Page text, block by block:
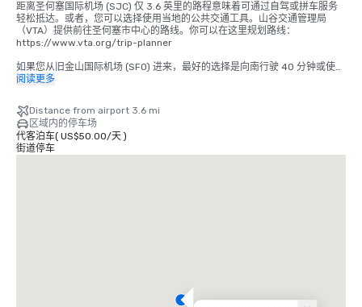
距离圣何塞国际机场 (SJC) 仅 3.6 英里的路程意味着可通过自驾或拼车服务
轻松抵达。或者，您可以选择使用当地的公共交通工具。山谷交通管理局
（VTA）提供前往圣何塞市中心的路线。你可以在这里规划路线：
https://www.vta.org/trip-planner
如果您从旧金山国际机场 (SFO) 进来，最好的选择是向南行驶 40 分钟或使用
拼车服务。或者，你可以通过 BART 和 Caltrain 使用铁路。
阅读更多
Distance from airport 3.6 mi
区域内的停车场
代客泊车( US$50.00/天)
街道停车